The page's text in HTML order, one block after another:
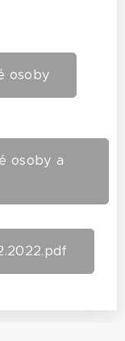
osoby
osoby a